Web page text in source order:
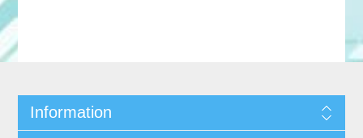
Information